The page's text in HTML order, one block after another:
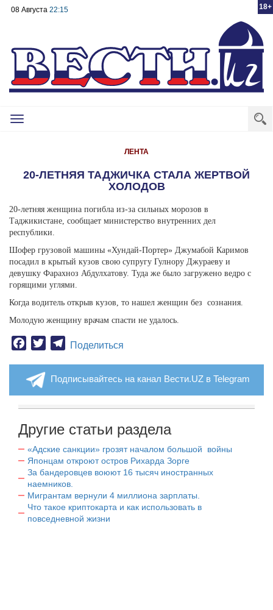
18+
08 Августа 22:15
Toggle
ЛЕНТА
20-ЛЕТНЯЯ ТАДЖИЧКА СТАЛА ЖЕРТВОЙ
ХОЛОДОВ
20-летняя женщина погибла из-за сильных морозов в
Таджикистане, сообщает министерство внутренних дел
республики.
Шофер грузовой машины «Хундай-Портер» Джумабой Каримов
посадил в крытый кузов свою супругу Гулнору Джураеву и
девушку Фарахноз Абдулхатову. Туда же было загружено ведро с
горящими углями.
Когда водитель открыв кузов, то нашел женщин без сознания.
Молодую женщину врачам спасти не удалось.
Facebook
TwitterTelegram
Поделиться
Подписывайтесь на канал Вести.UZ в Telegram
Другие статьи раздела
«Адские санкции» грозят началом большой войны
Японцам откроют остров Рихарда Зорге
За бандеровцев воюют 16 тысяч иностранных
наемников.
Мигрантам вернули 4 миллиона зарплаты.
Что такое криптокарта и как использовать в
повседневной жизни